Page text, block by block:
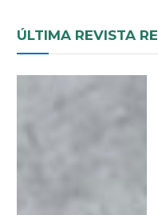
ÚLTIMA REVISTA RE